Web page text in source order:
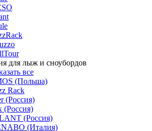
для лыж и сноубордов
все
(Польша)
Rack
(Россия)
(Россия)
(Россия)
(Италия)